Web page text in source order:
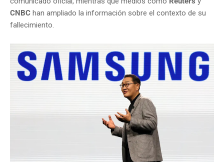
CNBC han ampliado la información sobre el contexto de su
fallecimiento.